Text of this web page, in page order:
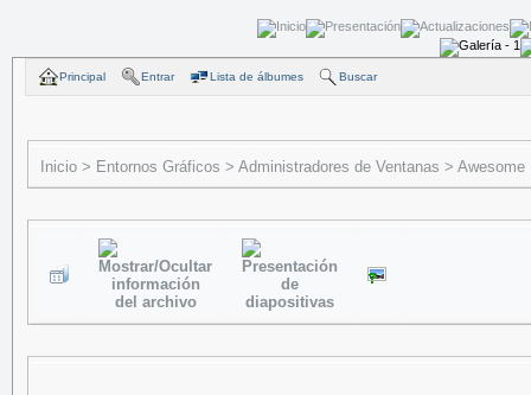
Principal Entrar Lista de álbumes Buscar
Inicio > Entornos Gráficos > Administradores de Ventanas > Awesome